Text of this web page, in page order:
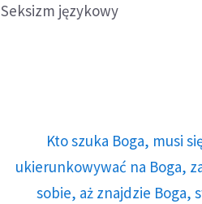
Seksizm językowy
Kto szuka Boga, musi
ukierunkowywać na Boga,
sobie, aż znajdzie Boga,